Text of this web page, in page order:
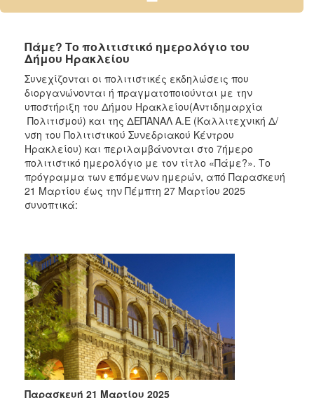
2024
2022
2021
2020
2019
2018
2017
2016
2015
2011
2010
2006
ΤΟΠΟΣ
Πάμε? Το πολιτιστικό ημερολόγιο του
Δήμου Ηρακλείου
Συνεχίζονται οι πολιτιστικές εκδηλώσεις που
διοργανώνονται ή πραγματοποιούνται με την
υποστήριξη του Δήμου Ηρακλείου(Αντιδημαρχία
Πολιτισμού) και της ΔΕΠΑΝΑΛ Α.Ε (Καλλιτεχνική Δ/
νση του Πολιτιστικού Συνεδριακού Κέντρου
Ηρακλείου) και περιλαμβάνονται στο 7ήμερο
πολιτιστικό ημερολόγιο με τον τίτλο «Πάμε?». Το
πρόγραμμα των επόμενων ημερών, από Παρασκευή
21 Μαρτίου έως την Πέμπτη 27 Μαρτίου 2025
συνοπτικά:
Παρασκευή 21 Μαρτίου 2025